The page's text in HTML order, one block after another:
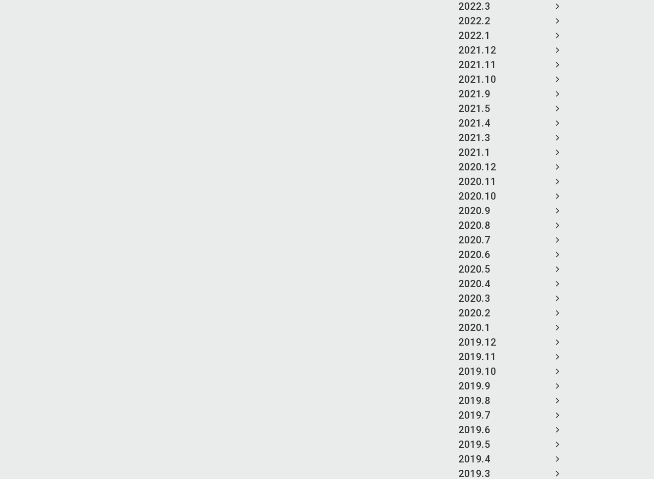
2022.3
2022.2
2022.1
2021.12
2021.11
2021.10
2021.9
2021.5
2021.4
2021.3
2021.1
2020.12
2020.11
2020.10
2020.9
2020.8
2020.7
2020.6
2020.5
2020.4
2020.3
2020.2
2020.1
2019.12
2019.11
2019.10
2019.9
2019.8
2019.7
2019.6
2019.5
2019.4
2019.3